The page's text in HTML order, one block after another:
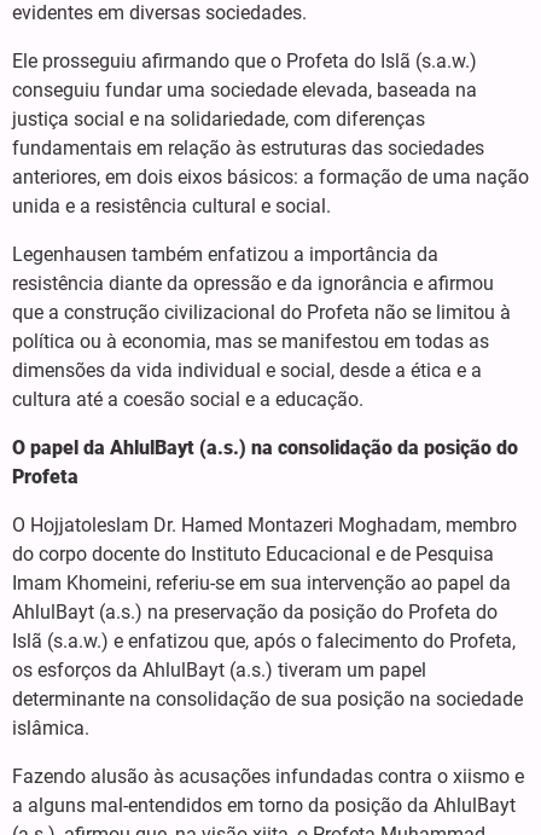
evidentes em diversas sociedades.
Ele prosseguiu afirmando que o Profeta do Islã (s.a.w.)
conseguiu fundar uma sociedade elevada, baseada na
justiça social e na solidariedade, com diferenças
fundamentais em relação às estruturas das sociedades
anteriores, em dois eixos básicos: a formação de uma nação
unida e a resistência cultural e social.
Legenhausen também enfatizou a importância da
resistência diante da opressão e da ignorância e afirmou
que a construção civilizacional do Profeta não se limitou à
política ou à economia, mas se manifestou em todas as
dimensões da vida individual e social, desde a ética e a
cultura até a coesão social e a educação.
O papel da AhlulBayt (a.s.) na consolidação da posição do
Profeta
O Hojjatoleslam Dr. Hamed Montazeri Moghadam, membro
do corpo docente do Instituto Educacional e de Pesquisa
Imam Khomeini, referiu-se em sua intervenção ao papel da
AhlulBayt (a.s.) na preservação da posição do Profeta do
Islã (s.a.w.) e enfatizou que, após o falecimento do Profeta,
os esforços da AhlulBayt (a.s.) tiveram um papel
determinante na consolidação de sua posição na sociedade
islâmica.
Fazendo alusão às acusações infundadas contra o xiismo e
a alguns mal-entendidos em torno da posição da AhlulBayt